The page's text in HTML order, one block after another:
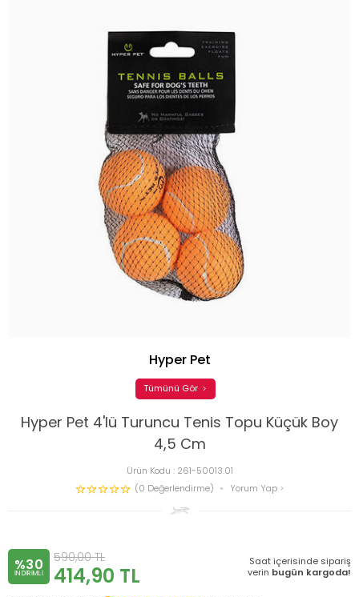
Hyper Pet 4'lü Turuncu Tenis Topu Küçük Boy
4,5 Cm
Ürün Kodu : 261-50013.01
(0 Değerlendirme)
Yorum Yap
Hyper Pet
Tümünü Gör
%30
INDIRIMLI
590,00TL
414,90 TL
Saat içerisinde sipariş
verin bugün kargoda!